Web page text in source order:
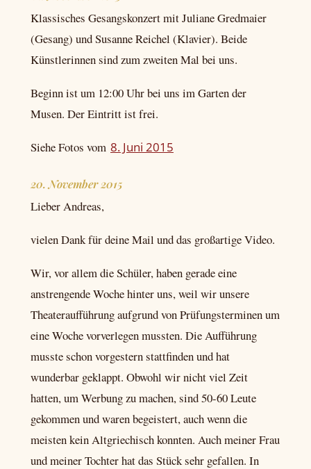
Klassisches Gesangskonzert mit Juliane Gredmaier
(Gesang) und Susanne Reichel (Klavier). Beide
Künstlerinnen sind zum zweiten Mal bei uns.
Beginn ist um 12:00 Uhr bei uns im Garten der
Musen. Der Eintritt ist frei.
Siehe Fotos vom 8. Juni 2015
20. November 2015
Lieber Andreas,
vielen Dank für deine Mail und das großartige Video.
Wir, vor allem die Schüler, haben gerade eine
anstrengende Woche hinter uns, weil wir unsere
Theateraufführung aufgrund von Prüfungsterminen um
eine Woche vorverlegen mussten. Die Aufführung
musste schon vorgestern stattfinden und hat
wunderbar geklappt. Obwohl wir nicht viel Zeit
hatten, um Werbung zu machen, sind 50-60 Leute
gekommen und waren begeistert, auch wenn die
meisten kein Altgriechisch konnten. Auch meiner Frau
und meiner Tochter hat das Stück sehr gefallen. In